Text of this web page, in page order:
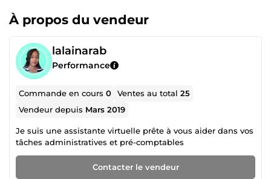
À propos du vendeur
lalainarab
Performance
Commande en cours0 Ventes au total25
Vendeur depuis Mars 2019
Je suis une assistante virtuelle prête à vous aider dans vos
tâches administratives et pré-comptables
Contacter le vendeur